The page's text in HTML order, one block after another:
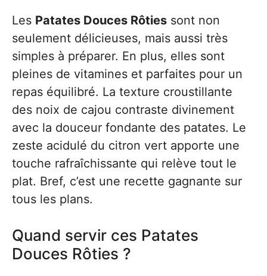
Les Patates Douces Rôties sont non
seulement délicieuses, mais aussi très
simples à préparer. En plus, elles sont
pleines de vitamines et parfaites pour un
repas équilibré. La texture croustillante
des noix de cajou contraste divinement
avec la douceur fondante des patates. Le
zeste acidulé du citron vert apporte une
touche rafraîchissante qui relève tout le
plat. Bref, c’est une recette gagnante sur
tous les plans.
Quand servir ces Patates
Douces Rôties ?